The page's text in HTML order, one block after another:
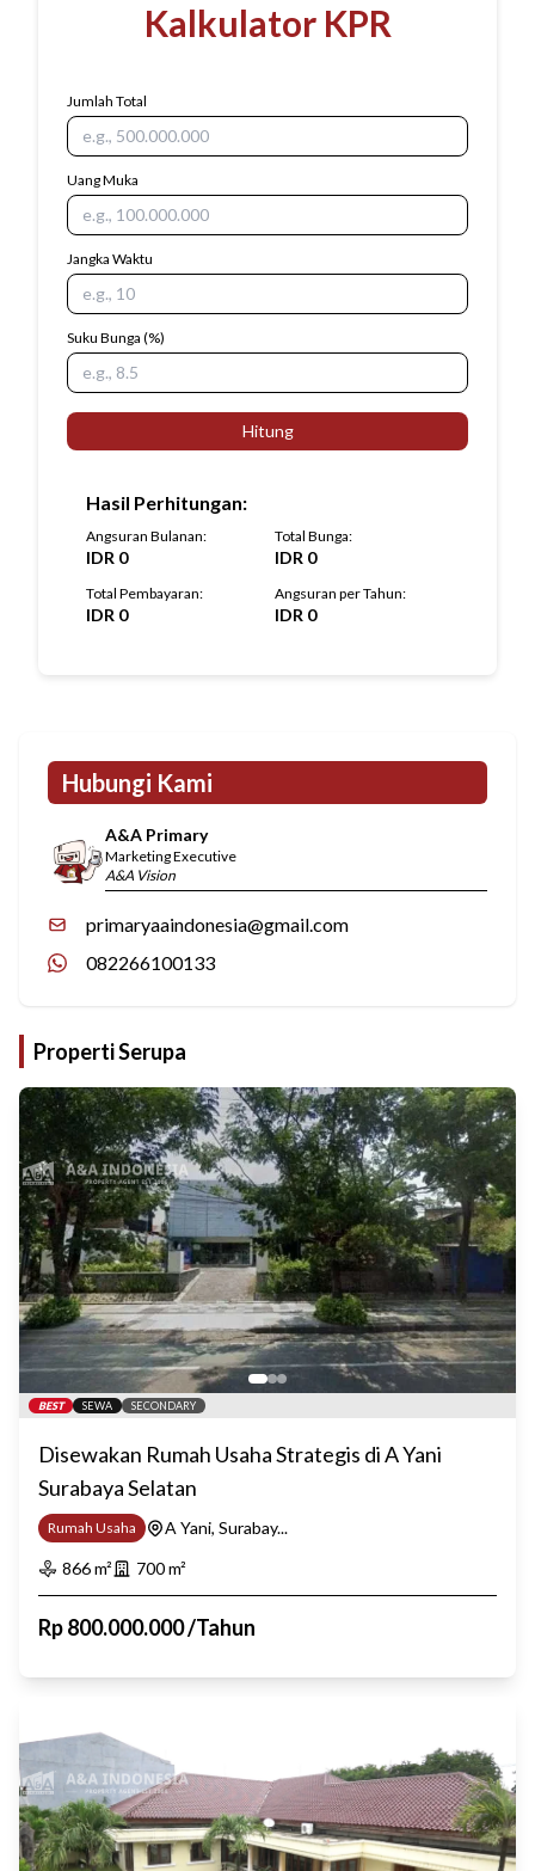
Kalkulator KPR
Jumlah Total
Uang Muka
Jangka Waktu
Suku Bunga (%)
Hitung
Hasil Perhitungan:
Angsuran Bulanan:
IDR 0
Total Bunga:
IDR 0
Total Pembayaran:
IDR 0
Angsuran per Tahun:
IDR 0
Hubungi Kami
A&A Primary
Marketing Executive
A&A Vision
primaryaaindonesia@gmail.com
082266100133
Properti Serupa
BEST SEWA SECONDARY
Disewakan Rumah Usaha Strategis di A Yani
Surabaya Selatan
Rumah Usaha
A Yani, Surabay...
866m² 700m²
Rp800.000.000/Tahun